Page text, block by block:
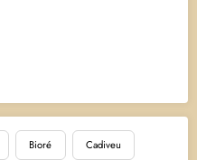
Bioré Cadiveu